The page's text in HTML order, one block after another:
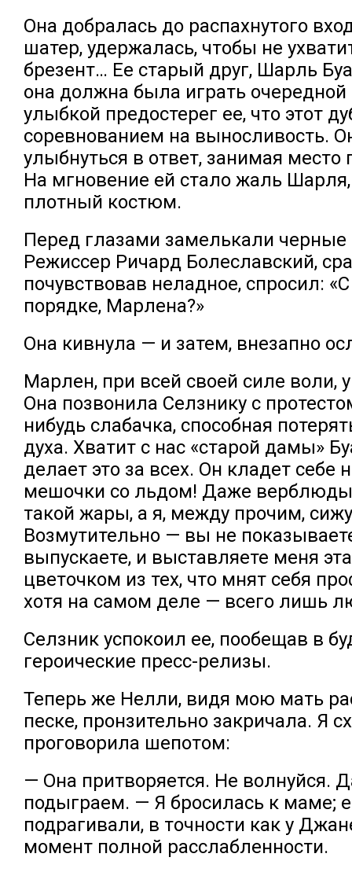
Она добралась до распахнутого
шатер, удержалась, чтобы не
брезент… Ее старый друг, Шарль
она должна была играть очередной
улыбкой предостерег ее, что этот
соревнованием на выносливость.
улыбнуться в ответ, занимая место
На мгновение ей стало жаль Шарля,
плотный костюм.
Перед глазами замелькали
Режиссер Ричард Болеславский,
почувствовав неладное, спросил:
порядке, Марлена?»
Она кивнула — и затем, внезапно
Марлен, при всей своей силе воли,
Она позвонила Селзнику с
нибудь слабачка, способная
духа. Хватит с нас «старой дамы»
делает это за всех. Он кладет себе
мешочки со льдом! Даже верблюды
такой жары, а я, между прочим,
Возмутительно — вы не
выпускаете, и выставляете меня
цветочком из тех, что мнят себя
хотя на самом деле — всего лишь
Селзник успокоил ее, пообещав в
героические пресс-релизы.
Теперь же Нелли, видя мою мать
песке, пронзительно закричала. Я
проговорила шепотом:
— Она притворяется. Не волнуйся.
подыграем. — Я бросилась к маме;
подрагивали, в точности как у
момент полной расслабленности.